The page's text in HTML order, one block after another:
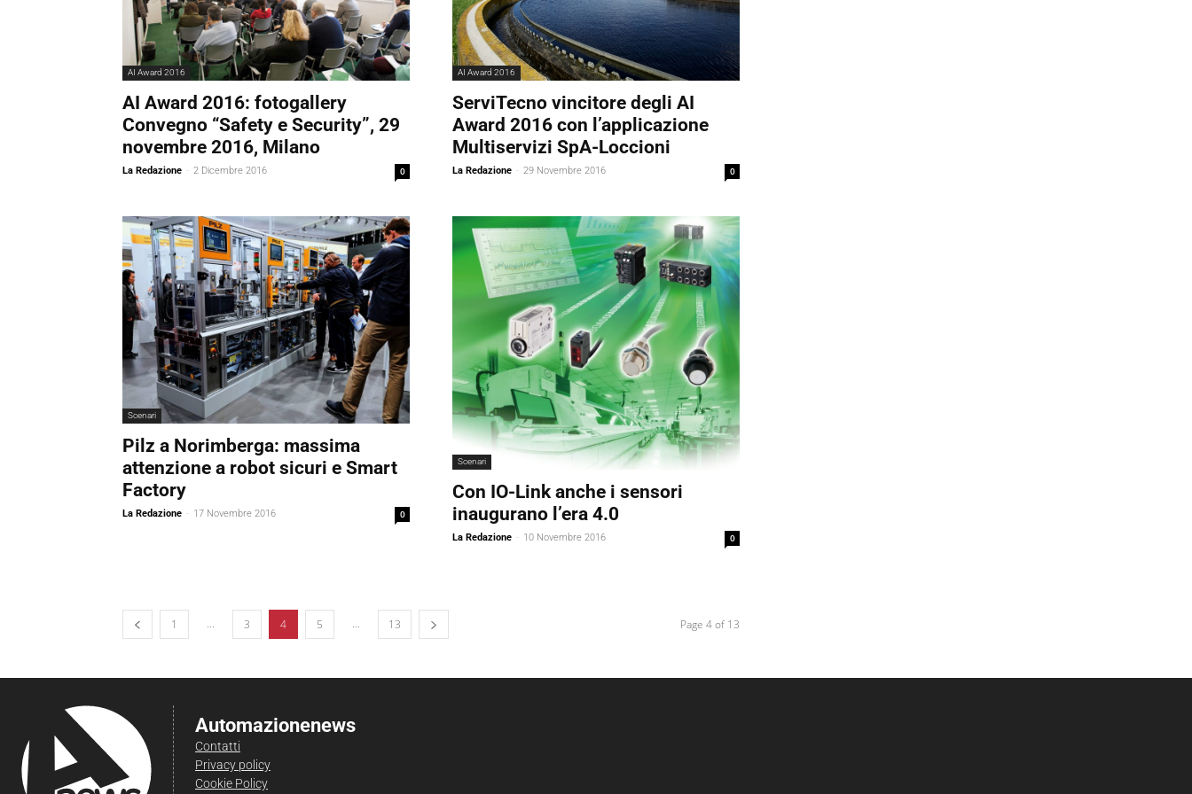
AI Award 2016
AI Award 2016: fotogallery
Convegno “Safety e Security”, 29
novembre 2016, Milano
La Redazione - 2 Dicembre 2016 0
AI Award 2016
ServiTecno vincitore degli AI
Award 2016 con l’applicazione
Multiservizi SpA-Loccioni
La Redazione - 29 Novembre 2016 0
Scenari
Pilz a Norimberga: massima
attenzione a robot sicuri e Smart
Factory
La Redazione - 17 Novembre 2016 0
Scenari
Con IO-Link anche i sensori
inaugurano l’era 4.0
La Redazione - 10 Novembre 2016 0
1 ... 3 4 5 ... 13 Page 4 of 13
Automazionenews
Contatti
Privacy policy
Cookie Policy